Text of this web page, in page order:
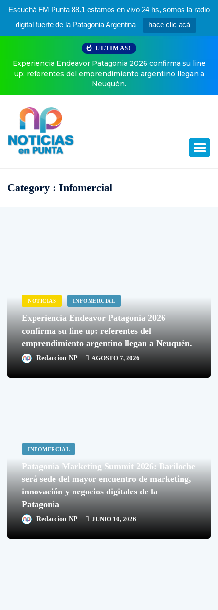
Escuchá FM Punta 88.1 estamos en vivo 24 hs, somos la radio
digital fuerte de la Patagonia Argentina
hace clic acá
ULTIMAS!
Patagonia 2026 confirma su line
argentino llegan a
El especial posteo de
Category : Infomercial
NOTICIAS INFOMERCIAL
Experiencia Endeavor Patagonia 2026
confirma su line up: referentes del
emprendimiento argentino llegan a Neuquén.
Redaccion NP AGOSTO 7, 2026
INFOMERCIAL
Patagonia Marketing Summit 2026: Bariloche
será sede del mayor encuentro de marketing,
innovación y negocios digitales de la
Patagonia
Redaccion NP JUNIO 10, 2026